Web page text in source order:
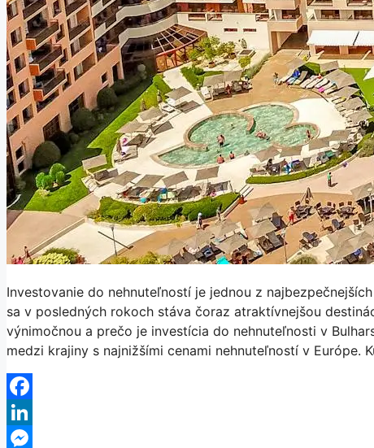
Investovanie do nehnuteľností je jednou z
sa v posledných rokoch stáva čoraz atraktívnejšou
výnimočnou a prečo je investícia do nehnuteľnosti v
medzi krajiny s najnižšími cenami nehnuteľností v Európe.
Facebook
LinkedIn